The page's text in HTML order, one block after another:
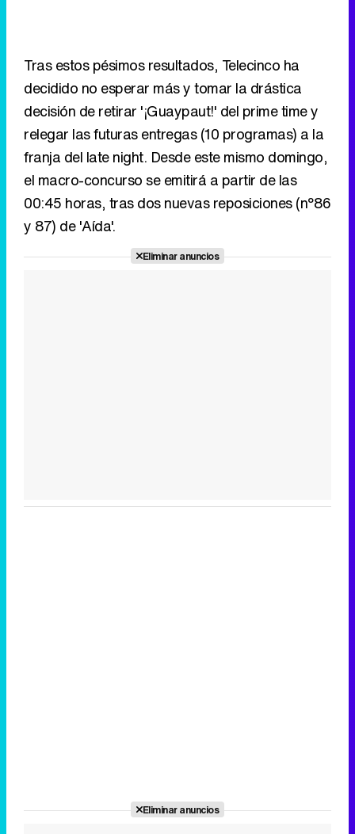
Tras estos pésimos resultados, Telecinco ha
decidido no esperar más y tomar la drástica
decisión de retirar '¡Guaypaut!' del prime time y
relegar las futuras entregas (10 programas) a la
franja del late night. Desde este mismo domingo,
el macro-concurso se emitirá a partir de las
00:45 horas, tras dos nuevas reposiciones (nº86
y 87) de 'Aída'.
Eliminar anuncios
Eliminar anuncios